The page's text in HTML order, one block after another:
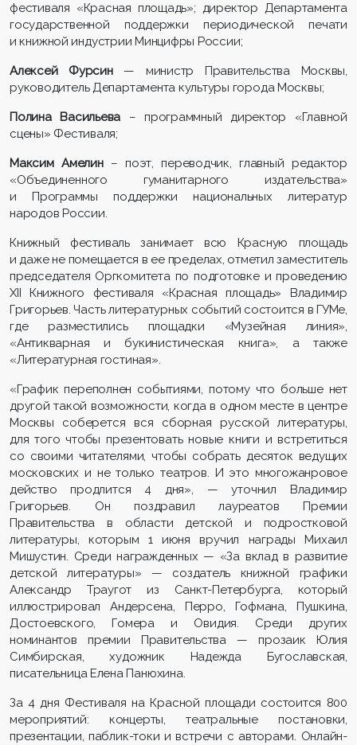
фестиваля «Красная площадь»; директор Департамента
государственной поддержки периодической печати
и книжной индустрии Минцифры России;
Алексей Фурсин— министр Правительства Москвы,
руководитель Департамента культуры города Москвы;
Полина Васильева – программный директор «Главной
сцены» Фестиваля;
Максим Амелин – поэт, переводчик, главный редактор
«Объединенного гуманитарного издательства»
и Программы поддержки национальных литератур
народов России.
Книжный фестиваль занимает всю Красную площадь
и даже не помещается в ее пределах, отметил заместитель
председателя Оргкомитета по подготовке и проведению
XII Книжного фестиваля «Красная площадь» Владимир
Григорьев. Часть литературных событий состоится в ГУМе,
где разместились площадки «Музейная линия»,
«Антикварная и букинистическая книга», а также
«Литературная гостиная».
«График переполнен событиями, потому что больше нет
другой такой возможности, когда в одном месте в центре
Москвы соберется вся сборная русской литературы,
для того чтобы презентовать новые книги и встретиться
со своими читателями, чтобы собрать десяток ведущих
московских и не только театров. И это многожанровое
действо продлится 4 дня», — уточнил Владимир
Григорьев. Он поздравил лауреатов Премии
Правительства в области детской и подростковой
литературы, которым 1 июня вручил награды Михаил
Мишустин. Среди награжденных — «За вклад в развитие
детской литературы» — создатель книжной графики
Александр Траугот из Санкт-Петербурга, который
иллюстрировал Андерсена, Перро, Гофмана, Пушкина,
Достоевского, Гомера и Овидия. Среди других
номинантов премии Правительства — прозаик Юлия
Симбирская, художник Надежда Бугославская,
писательница Елена Панюхина.
За 4 дня Фестиваля на Красной площади состоится 800
мероприятий: концерты, театральные постановки,
презентации, паблик-токи и встречи с авторами. Онлайн-